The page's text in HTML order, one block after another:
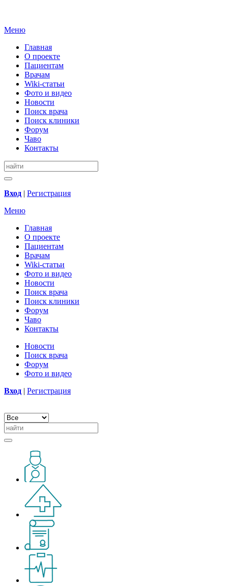
Меню
Главная
О проекте
Пациентам
Врачам
Wiki-статьи
Фото и видео
Новости
Поиск врача
Поиск клиники
Форум
Чаво
Контакты
Вход | Регистрация
Меню
Главная
О проекте
Пациентам
Врачам
Wiki-статьи
Фото и видео
Новости
Поиск врача
Поиск клиники
Форум
Чаво
Контакты
Новости
Поиск врача
Форум
Фото и видео
Вход | Регистрация